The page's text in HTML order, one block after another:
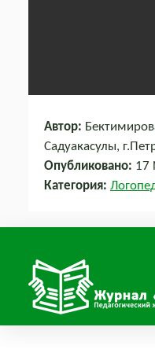
Автор:
Садуакасулы,
Опубликовано: 17
Категория: